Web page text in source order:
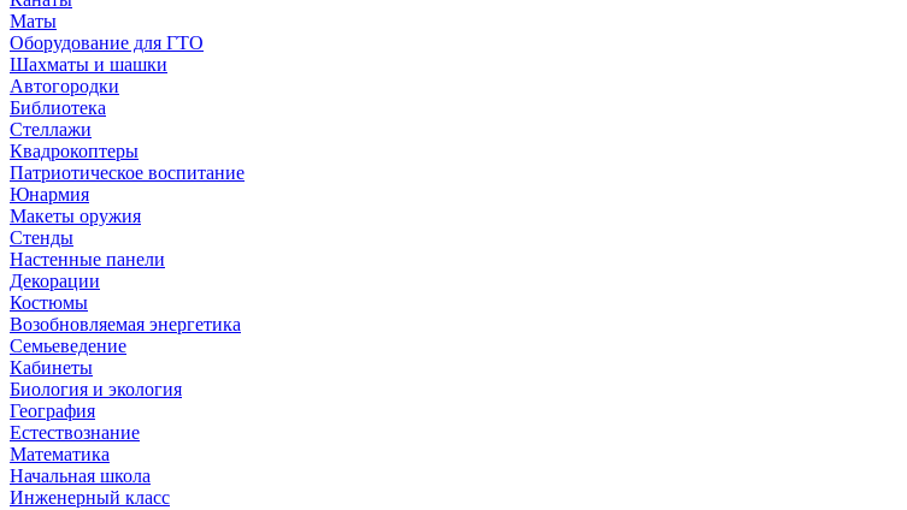
Маты
Оборудование для ГТО
Шахматы и шашки
Автогородки
Библиотека
Стеллажи
Квадрокоптеры
Патриотическое воспитание
Юнармия
Макеты оружия
Стенды
Настенные панели
Декорации
Костюмы
Возобновляемая энергетика
Семьеведение
Кабинеты
Биология и экология
География
Естествознание
Математика
Начальная школа
Инженерный класс